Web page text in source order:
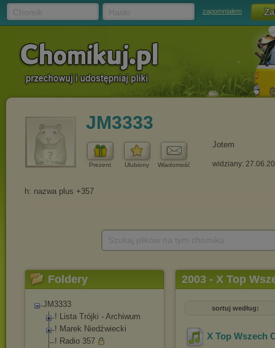
zapomniałem
JM3333
Prezent Ulubiony Wiadomość
Jotem
widziany:
Foldery
JM3333
! Lista Trójki - Archiwum
! Marek Niedźwiecki
! Radio 357
2003 - X Top
sortuj według:
X Top Wszech